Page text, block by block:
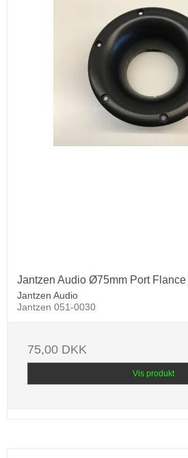
Jantzen Audio Ø75mm Port
Jantzen Audio
Jantzen 051-0030
75,00 DKK
Vis produkt